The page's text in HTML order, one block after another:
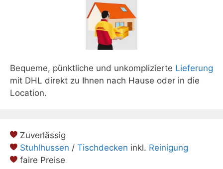
Bequeme, pünktliche und unkomplizierte Lieferung
mit DHL direkt zu Ihnen nach Hause oder in die
Location.
Zuverlässig
Stuhlhussen / Tischdecken inkl. Reinigung
faire Preise